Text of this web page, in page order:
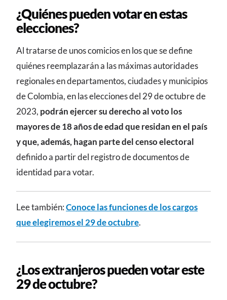
¿Quiénes pueden votar en estas
elecciones?
Al tratarse de unos comicios en los que se define
quiénes reemplazarán a las máximas autoridades
regionales en departamentos, ciudades y municipios
de Colombia, en las elecciones del 29 de octubre de
2023, podrán ejercer su derecho al voto los
mayores de 18 años de edad que residan en el país
y que, además, hagan parte del censo electoral
definido a partir del registro de documentos de
identidad para votar.
Lee también:Conoce las funciones de los cargos
que elegiremos el 29 de octubre.
¿Los extranjeros pueden votar este
29 de octubre?